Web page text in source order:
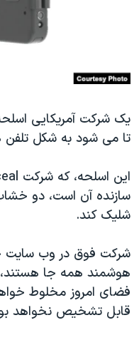
اسرائیل در جنگ
گالری عکس
انتخابات ریاست جمهوری آمریکا
ورزش زنان در ایران
اعتراضات زن، زندگی،
تریبونال مردمی آبان ۹۸
دادگاه حمید نوری
قانون شفافیت دارائی کادر
اعتراضات مردمی آبان ۹۸
اسرائیل در جنگ
زبانهای مختلف
یک شرکت آمریکایی
تا می شود به شکل
سازنده آن است، دو
شلیک کند.
شرکت فوق در وب سایت
هوشمند همه جا هستند،
فضای امروز مخلوط
قابل تشخیص نخواهد